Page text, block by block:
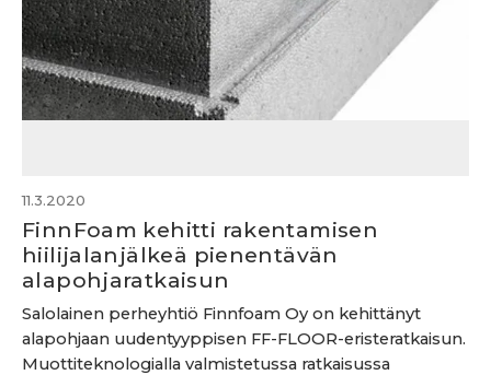
11.3.2020
FinnFoam kehitti rakentamisen
hiilijalanjälkeä pienentävän
alapohjaratkaisun
Salolainen perheyhtiö Finnfoam Oy on kehittänyt
alapohjaan uudentyyppisen FF-FLOOR-eristeratkaisun.
Muottiteknologialla valmistetussa ratkaisussa